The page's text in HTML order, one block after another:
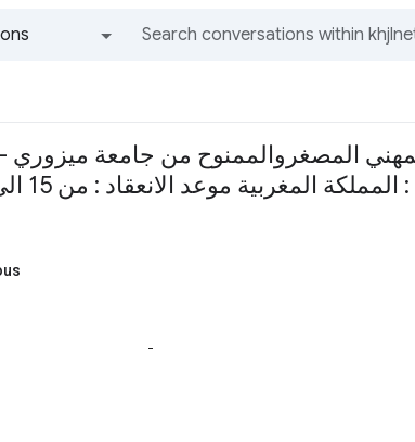
المصغروالممنوح من جامعة ميزوري –
المغربية موعد الانعقاد : من 15 الى 26 يوليو 2017 م